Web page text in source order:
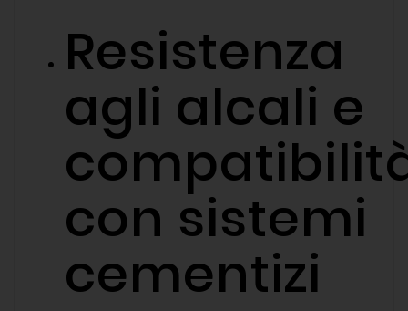
Resistenza
agli alcali e
con sistemi
cementizi